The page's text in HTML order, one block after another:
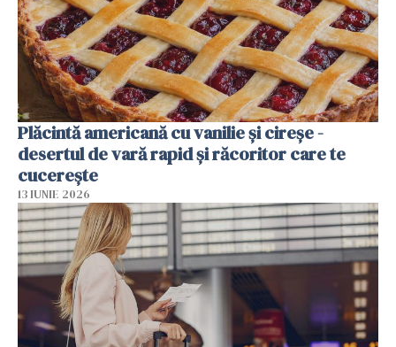
Plăcintă americană cu vanilie și cireșe -
desertul de vară rapid și răcoritor care te
cucerește
13 IUNIE 2026